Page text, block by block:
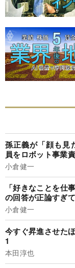
孫正義が「顔も見
員をロボット事業
小倉健一
「好きなことを仕
の回答が正論すぎ
小倉健一
今すぐ昇進させた
1
本田淳也